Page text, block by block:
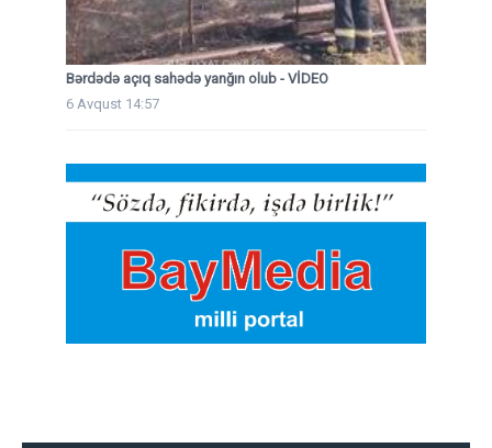
Bərdədə açıq sahədə yanğın olub - VİDEO
6 Avqust 14:57